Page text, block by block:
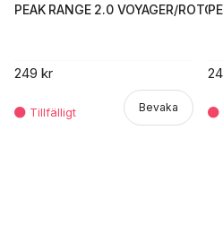
PEAK RANGE 2.0 VOYAGER/
249 kr
Bevaka